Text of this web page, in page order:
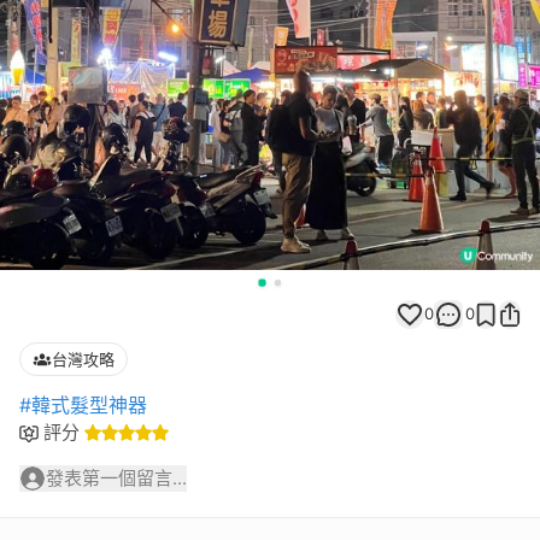
0 0
台灣攻略
#韓式髮型神器
評分
發表第一個留言...